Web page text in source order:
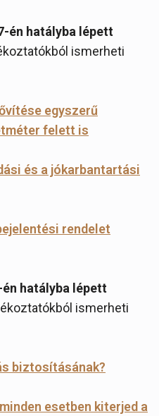
én hatályba lépett
ismerheti
egyszerű
felett is
és a jókarbantartási
rendelet
én hatályba lépett
ismerheti
biztosításának?
esetben kiterjed a